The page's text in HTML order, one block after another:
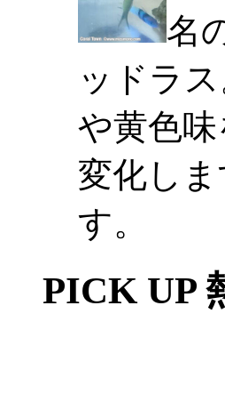
名
ッドラ
や黄色
変化し
す。
PICK UP